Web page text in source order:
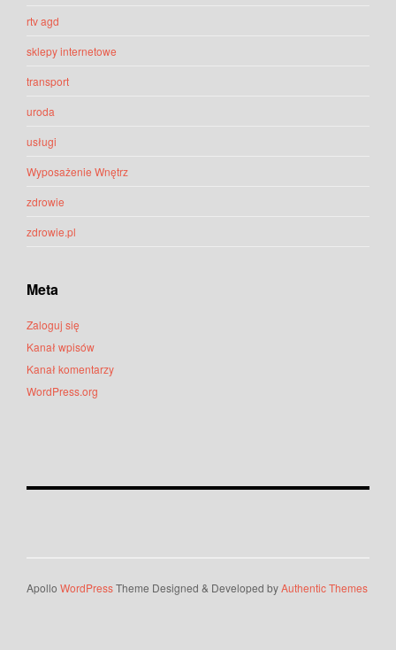
rtv agd
sklepy internetowe
transport
uroda
usługi
Wyposażenie Wnętrz
zdrowie
zdrowie.pl
Meta
Zaloguj się
Kanał wpisów
Kanał komentarzy
WordPress.org
Apollo WordPressTheme Designed & Developed byAuthentic Themes